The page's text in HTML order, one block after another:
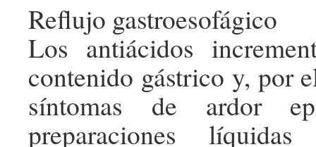
Reflujo gastroesofágico
Los antiácidos
contenido gástrico y, por
síntomas de ardor
preparaciones